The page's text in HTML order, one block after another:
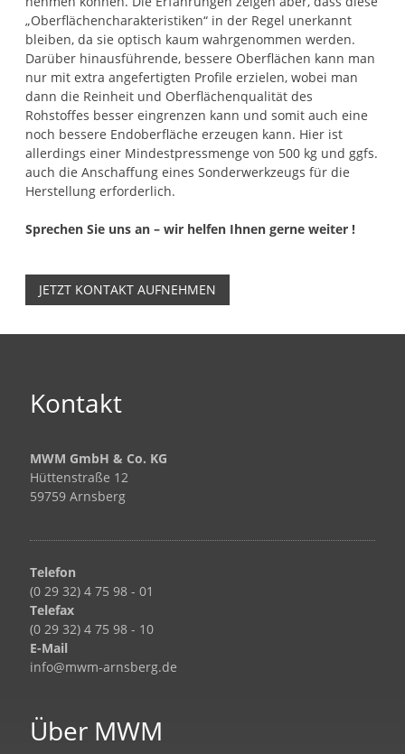
„Oberflächencharakteristiken“ in der Regel unerkannt
bleiben, da sie optisch kaum wahrgenommen werden.
Darüber hinausführende, bessere Oberflächen kann man
nur mit extra angefertigten Profile erzielen, wobei man
dann die Reinheit und Oberflächenqualität des
Rohstoffes besser eingrenzen kann und somit auch eine
noch bessere Endoberfläche erzeugen kann. Hier ist
allerdings einer Mindestpressmenge von 500 kg und ggfs.
auch die Anschaffung eines Sonderwerkzeugs für die
Herstellung erforderlich.
Sprechen Sie uns an – wir helfen Ihnen gerne weiter !
JETZT KONTAKT AUFNEHMEN
Kontakt
MWM GmbH & Co. KG
Hüttenstraße 12
59759 Arnsberg
Telefon
(0 29 32) 4 75 98 - 01
Telefax
(0 29 32) 4 75 98 - 10
E-Mail
info@mwm-arnsberg.de
Über MWM